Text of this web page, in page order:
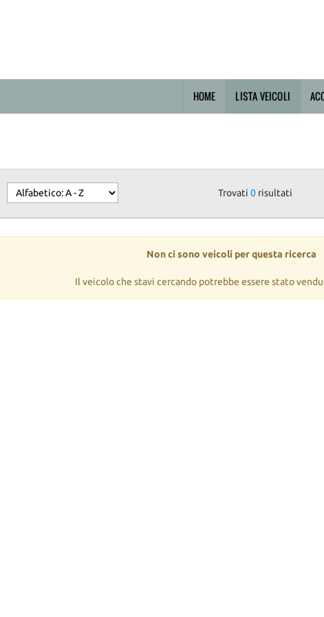
HOME LISTA VEICOLI
Trovati0 risultati
Non ci sono veicoli per questa ricerca
Il veicolo che stavi cercando potrebbe essere stato